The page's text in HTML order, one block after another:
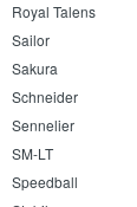
Royal Talens
Sailor
Sakura
Schneider
Sennelier
SM-LT
Speedball